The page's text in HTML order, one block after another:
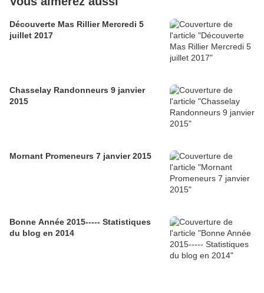
Découverte Mas Rillier Mercredi 5
juillet 2017
Chasselay Randonneurs 9 janvier
2015
Mornant Promeneurs 7 janvier 2015
Bonne Année 2015----- Statistiques
du blog en 2014